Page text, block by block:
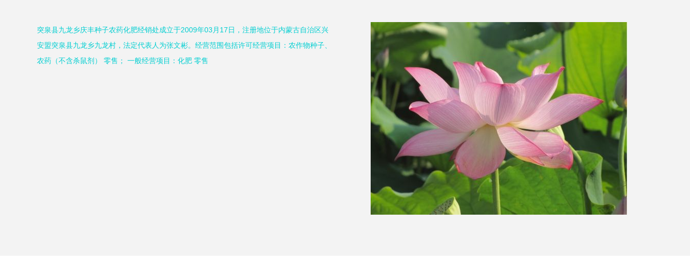
突泉县九龙乡庆丰种子农药化肥经销处成立于2009年03月17日，注册地位于内蒙古自治区兴
安盟突泉县九龙乡九龙村，法定代表人为张文彬。经营范围包括许可经营项目：农作物种子、
农药（不含杀鼠剂） 零售； 一般经营项目：化肥 零售